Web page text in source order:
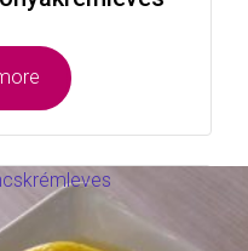
08-12 GM1